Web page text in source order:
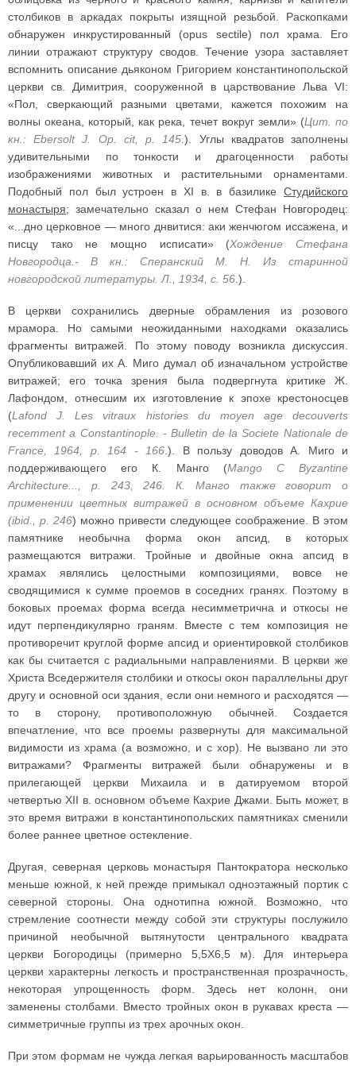
столбиков в аркадах покрыты изящной резьбой. Раскопками
обнаружен инкрустированный (opus sectile) пол храма. Его
линии отражают структуру сводов. Течение узора заставляет
вспомнить описание дьяконом Григорием константинопольской
церкви св. Димитрия, сооруженной в царствование Льва VI:
«Пол, сверкающий разными цветами, кажется похожим на
волны океана, который, как река, течет вокруг земли» (Цит. по
кн.: Ebersolt J. Op. cit, p. 145 .). Углы квадратов заполнены
удивительными по тонкости и драгоценности работы
изображениями животных и растительными орнаментами.
Подобный пол был устроен в XI в. в базилике Студийского
монастыря; замечательно сказал о нем Стефан Новгородец:
«...дно церковное — много днвитися: аки женчюгом иссажена, и
писцу тако не мощно исписати» (Хождение Стефана
Новгородца.- В кн.: Сперанский М. Н. Из старинной
новгородской литературы. Л., 1934, с. 56 .).
В церкви сохранились дверные обрамления из розового
мрамора. Но самыми неожиданными находками оказались
фрагменты витражей. По этому поводу возникла дискуссия.
Опубликовавший их А. Миго думал об изначальном устройстве
витражей; его точка зрения была подвергнута критике Ж.
Лафондом, отнесшим их изготовление к эпохе крестоносцев
(Lafond J. Les vitraux histories du moyen age decouverts
recemment a Constantinople. - Bulletin de la Societe Nationale de
France, 1964, p. 164 - 166 .). В пользу доводов А. Миго и
поддерживающего его К. Манго (Mango С Byzantine
Architecture..., p. 243, 246. К. Манго также говорит о
применении цветных витражей в основном объеме Кахрие
(ibid., p. 246) можно привести следующее соображение. В этом
памятнике необычна форма окон апсид, в которых
размещаются витражи. Тройные и двойные окна апсид в
храмах являлись целостными композициями, вовсе не
сводящимися к сумме проемов в соседних гранях. Поэтому в
боковых проемах форма всегда несимметрична и откосы не
идут перпендикулярно граням. Вместе с тем композиция не
противоречит круглой форме апсид и ориентировкой столбиков
как бы считается с радиальными направлениями. В церкви же
Христа Вседержителя столбики и откосы окон параллельны друг
другу и основной оси здания, если они немного и расходятся —
то в сторону, противоположную обычней. Создается
впечатление, что все проемы развернуты для максимальной
видимости из храма (а возможно, и с хор). Не вызвано ли это
витражами? Фрагменты витражей были обнаружены и в
прилегающей церкви Михаила и в датируемом второй
четвертью XII в. основном объеме Кахрие Джами. Быть может, в
это время витражи в константинопольских памятниках сменили
более раннее цветное остекление.
Другая, северная церковь монастыря Пантократора несколько
меньше южной, к ней прежде примыкал одноэтажный портик с
северной стороны. Она однотипна южной. Возможно, что
стремление соотнести между собой эти структуры послужило
причиной необычной вытянутости центрального квадрата
церкви Богородицы (примерно 5,5X6,5 м). Для интерьера
церкви характерны легкость и пространственная прозрачность,
некоторая упрощенность форм. Здесь нет колонн, они
заменены столбами. Вместо тройных окон в рукавах креста —
симметричные группы из трех арочных окон.
При этом формам не чужда легкая варьированность масштабов